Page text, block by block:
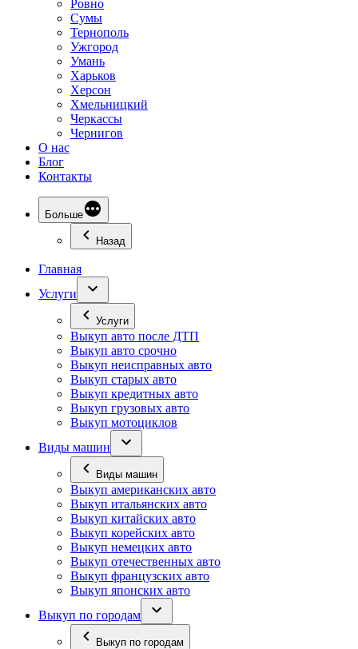
Ровно
Сумы
Тернополь
Ужгород
Умань
Харьков
Херсон
Хмельницкий
Черкассы
Чернигов
О нас
Блог
Контакты
Больше
Назад
Главная
Услуги
Услуги
Выкуп авто после ДТП
Выкуп авто срочно
Выкуп неисправных авто
Выкуп старых авто
Выкуп кредитных авто
Выкуп грузовых авто
Выкуп мотоциклов
Виды машин
Виды машин
Выкуп американских авто
Выкуп итальянских авто
Выкуп китайских авто
Выкуп корейских авто
Выкуп немецких авто
Выкуп отечественных авто
Выкуп французских авто
Выкуп японских авто
Выкуп по городам
Выкуп по городам